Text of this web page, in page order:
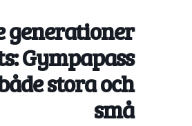
generationer
Gympapass
stora och
små